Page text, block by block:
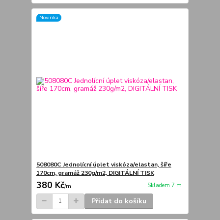
Novinka
508080C Jednolícní úplet viskóza/elastan, šíře
170cm, gramáž 230g/m2, DIGITÁLNÍ TISK
380 Kč/m Skladem 7 m
Přidat do košíku